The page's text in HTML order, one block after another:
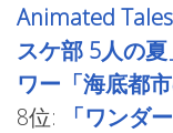
Animated
スケ部 5人の
ワー「海底都
8位:
「ワンダ